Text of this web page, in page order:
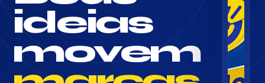
ideias
movem